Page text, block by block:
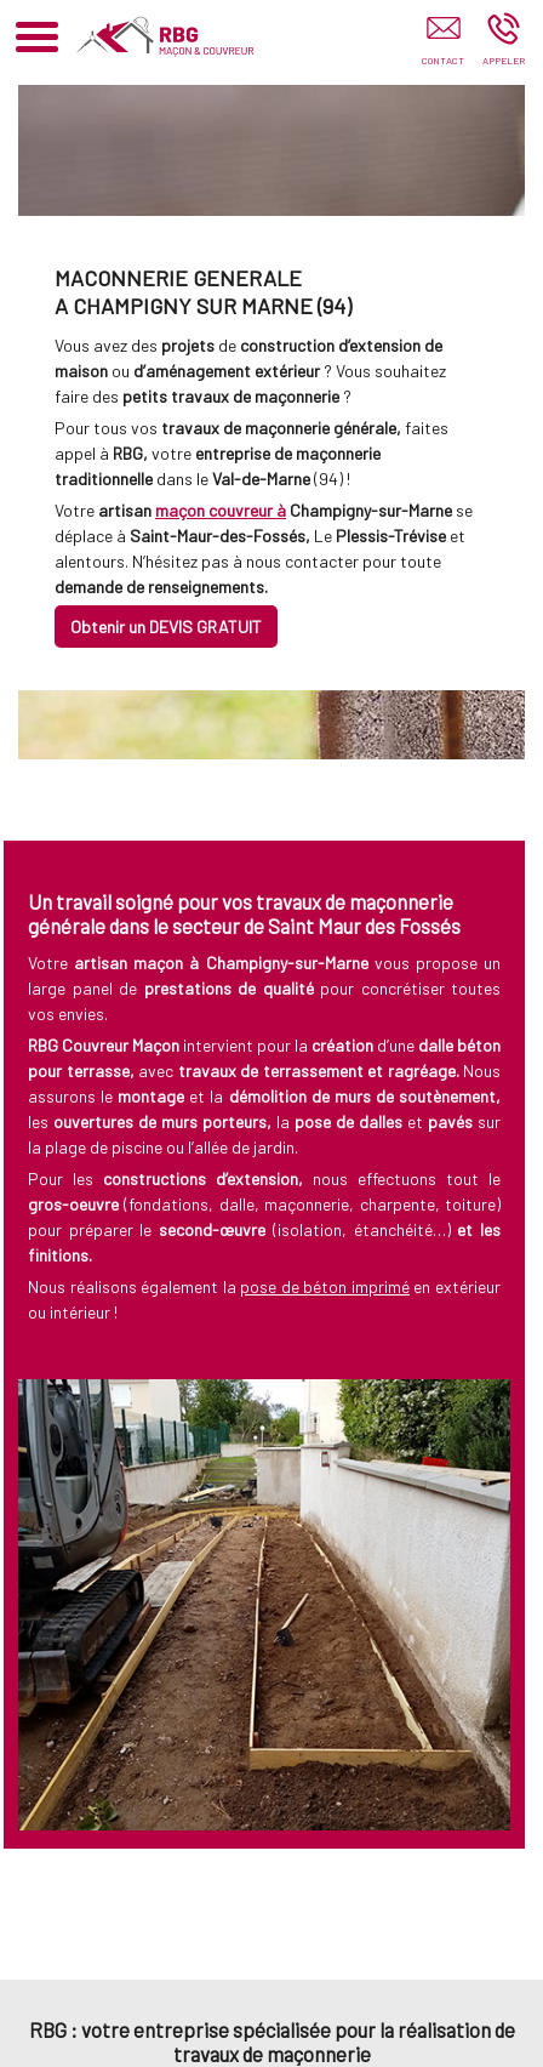
RBG Maçon Couvreur Champigny-Sur-Marne
MACONNERIE GENERALE
A CHAMPIGNY SUR MARNE (94)
Vous avez des projets de construction d’extension de
maison ou d’aménagement extérieur? Vous souhaitez
faire des petits travaux de maçonnerie ?
Pour tous vos travaux de maçonnerie générale, faites
appel à RBG, votre entreprise de maçonnerie
traditionnelle dans leVal-de-Marne(94) !
Votre artisan maçon couvreur à Champigny-sur-Marne se
déplace à Saint-Maur-des-Fossés, Le Plessis-Trévise et
alentours. N’hésitez pas à nous contacter pour toute
demande de renseignements.
Obtenir un DEVIS GRATUIT
Un travail soigné pour vos travaux de maçonnerie
générale dans le secteur de Saint Maur des Fossés
Votre artisan maçon à Champigny-sur-Marnevous propose un
large panel de prestations de qualitépour concrétiser toutes
vos envies.
RBG Couvreur Maçon intervient pour la création d’une dalle béton
pour terrasse, avec travaux de terrassement et ragréage.Nous
assurons le montage et la démolition de murs de soutènement,
les ouvertures de murs porteurs, la pose de dalles et pavés sur
la plage de piscine ou l’allée de jardin.
Pour les constructions d’extension, nous effectuons tout le
gros-oeuvre (fondations, dalle, maçonnerie, charpente, toiture)
pour préparer le second-œuvre (isolation, étanchéité…) et les
finitions.
Nous réalisons également la pose de béton impriméen extérieur
ou intérieur !
RBG : votre entreprise spécialisée pour la réalisation de
travaux de maçonnerie